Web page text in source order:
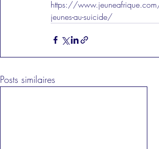
https://
jeunes-au-suicide/
Posts similaires